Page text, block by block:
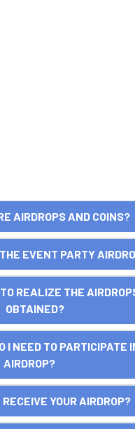
AIRDROPS AND
EVENT PARTY
REALIZE THE
OBTAINED?
TO PARTICIPATE
AIRDROP?
RECEIVE YOUR AIRDROP?